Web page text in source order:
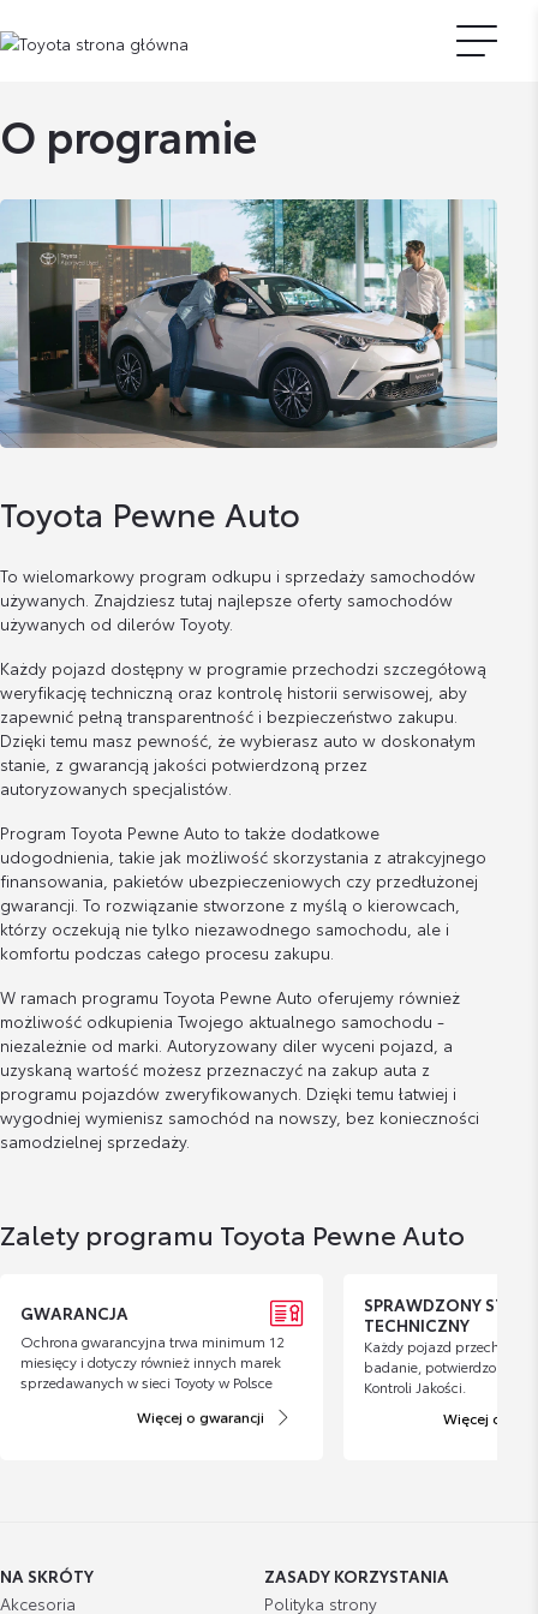
O programie
Toyota Pewne Auto
To wielomarkowy program odkupu i sprzedaży samochodów
używanych. Znajdziesz tutaj najlepsze oferty samochodów
używanych od dilerów Toyoty.
Każdy pojazd dostępny w programie przechodzi szczegółową
weryfikację techniczną oraz kontrolę historii serwisowej, aby
zapewnić pełną transparentność i bezpieczeństwo zakupu.
Dzięki temu masz pewność, że wybierasz auto w doskonałym
stanie, z gwarancją jakości potwierdzoną przez
autoryzowanych specjalistów.
Program Toyota Pewne Auto to także dodatkowe
udogodnienia, takie jak możliwość skorzystania z atrakcyjnego
finansowania, pakietów ubezpieczeniowych czy przedłużonej
gwarancji. To rozwiązanie stworzone z myślą o kierowcach,
którzy oczekują nie tylko niezawodnego samochodu, ale i
komfortu podczas całego procesu zakupu.
W ramach programu Toyota Pewne Auto oferujemy również
możliwość odkupienia Twojego aktualnego samochodu -
niezależnie od marki. Autoryzowany diler wyceni pojazd, a
uzyskaną wartość możesz przeznaczyć na zakup auta z
programu pojazdów zweryfikowanych. Dzięki temu łatwiej i
wygodniej wymienisz samochód na nowszy, bez konieczności
samodzielnej sprzedaży.
Zalety programu Toyota Pewne Auto
GWARANCJA
Ochrona gwarancyjna trwa minimum 12
miesięcy i dotyczy również innych marek
sprzedawanych w sieci Toyoty w Polsce
Więcej o gwarancji
SPRAWDZONY STAN
TECHNICZNY
Każdy pojazd przechodzi
badanie, potwierdzone
Kontroli Jakości.
Więcej o
NA SKRÓTY
Akcesoria
ZASADY KORZYSTANIA
Polityka strony